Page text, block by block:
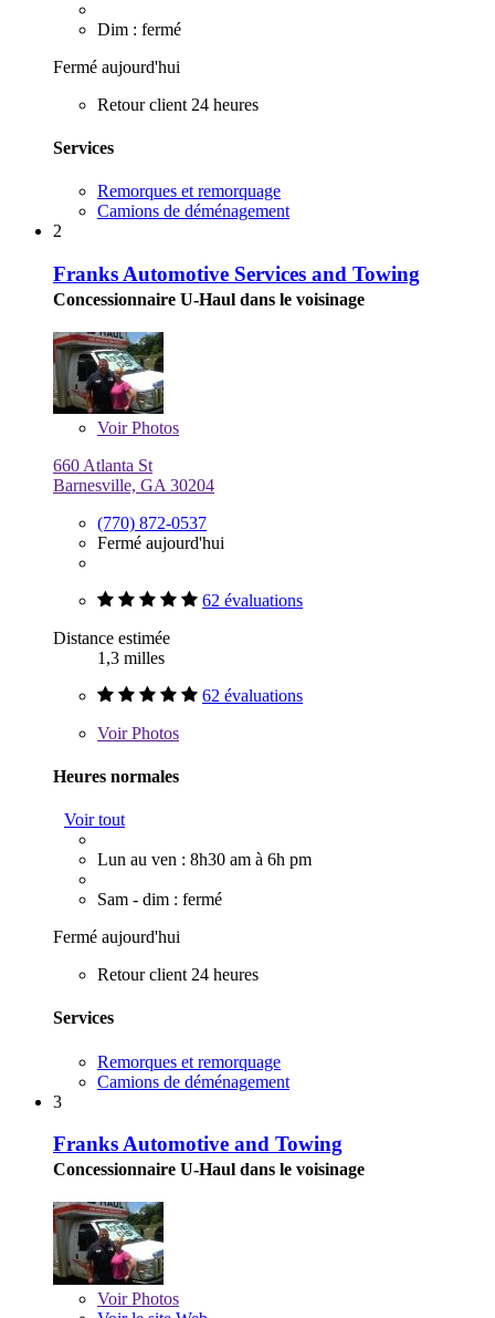
Dim : fermé
Fermé aujourd'hui
Retour client 24 heures
Services
Remorques et remorquage
Camions de déménagement
2
Franks Automotive Services and Towing
Concessionnaire U-Haul dans le voisinage
VoirPhotos
660 Atlanta St
Barnesville, GA 30204
(770) 872-0537
Fermé aujourd'hui
62 évaluations
Distance estimée
1,3 milles
62 évaluations
VoirPhotos
Heures normales
Voir tout
Lun au ven : 8h30 am à 6h pm
Sam - dim : fermé
Fermé aujourd'hui
Retour client 24 heures
Services
Remorques et remorquage
Camions de déménagement
3
Franks Automotive and Towing
Concessionnaire U-Haul dans le voisinage
VoirPhotos